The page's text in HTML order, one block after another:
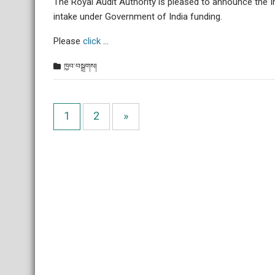
intake under Government of India funding.
Please click …
ཁྱབ་བསྒྲགས།
1 2 »